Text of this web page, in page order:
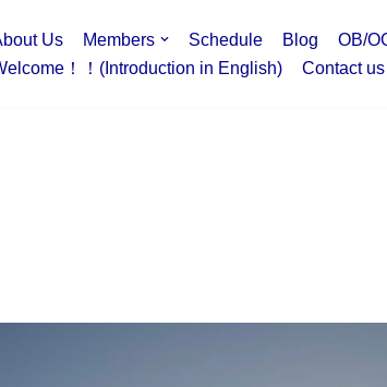
Us Members Schedule Blog OB/
！！(Introduction in English)
Contact us